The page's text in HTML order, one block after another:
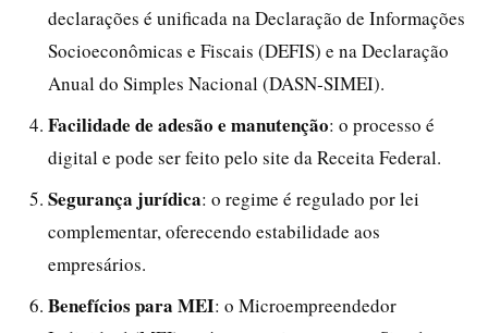
declarações é unificada na Declaração de Informações
Socioeconômicas e Fiscais (DEFIS) e na Declaração
Anual do Simples Nacional (DASN‑SIMEI).
Facilidade de adesão e manutenção: o processo é
digital e pode ser feito pelo site da Receita Federal.
Segurança jurídica: o regime é regulado por lei
complementar, oferecendo estabilidade aos
empresários.
Benefícios para MEI: o Microempreendedor